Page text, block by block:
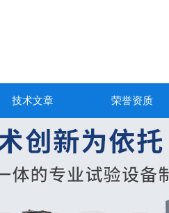
技术文章 荣誉资质